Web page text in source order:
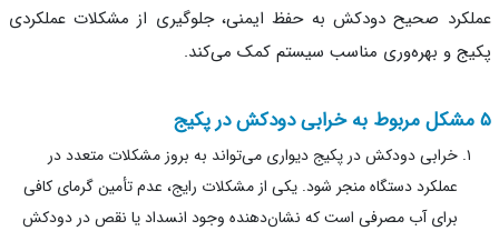
صحیح دودکش به حفظ ایمنی، جلوگیری از مشکلات عملکردی
و بهره‌وری مناسب سیستم کمک می‌کند.
خرابی دودکش در پکیج دیواری می‌تواند به بروز مشکلات متعدد در
عملکرد دستگاه منجر شود. یکی از مشکلات رایج، عدم تأمین گرمای کافی
برای آب مصرفی است که نشان‌دهنده وجود انسداد یا نقص در دودکش